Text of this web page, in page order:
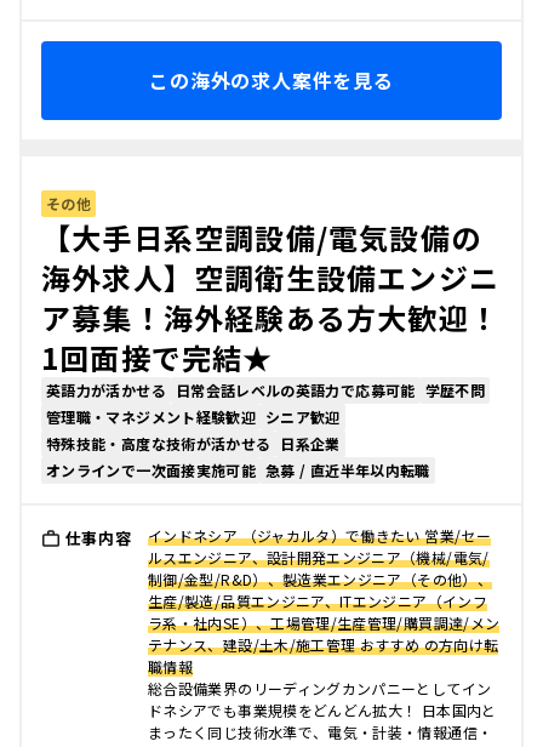
この海外の求人案件を見る
その他
【大手日系空調設備/電気設備の
海外求人】空調衛生設備エンジニ
ア募集！海外経験ある方大歓迎！
1回面接で完結★
英語力が活かせる 日常会話レベルの英語力で応募可能 学歴不問
管理職・マネジメント経験歓迎 シニア歓迎
特殊技能・高度な技術が活かせる
日系企業
オンラインで一次面接実施可能 急募 / 直近半年以内転職
仕事内容
インドネシア （ジャカルタ）で働きたい 営業/セー
ルスエンジニア、設計開発エンジニア（機械/電気/
制御/金型/R&D）、製造業エンジニア（その他）、
生産/製造/品質エンジニア、ITエンジニア（インフ
ラ系・社内SE）、工場管理/生産管理/購買調達/メン
テナンス、建設/土木/施工管理 おすすめ の方向け転
職情報
総合設備業界のリーディングカンパニーとしてイン
ドネシアでも事業規模をどんどん拡大！ 日本国内と
まったく同じ技術水準で、電気・計装・情報通信・